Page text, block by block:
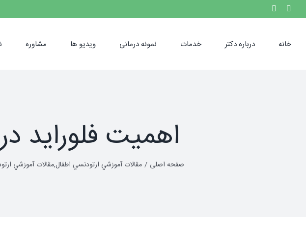
Skip
to
Instagram
خانه درباره دکتر خدمات نمونه درمانی ویدیو ها مشاوره
اهمیت فلوراید
صفحه اصلی مقالات آموزشي ارتودنسي اطفال,مقالات آموزشي